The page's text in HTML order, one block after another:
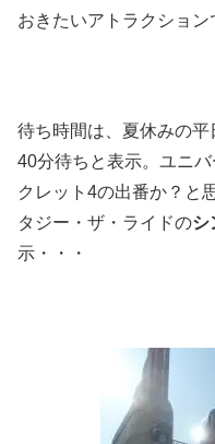
おきたいアトラクション
待ち時間は、夏休みの
40分待ちと表示。ユニ
クレット4の出番か？と
タジー・ザ・ライドのシ
示・・・